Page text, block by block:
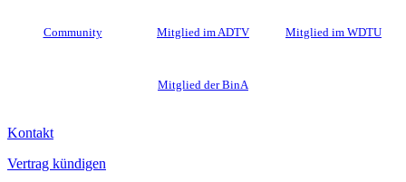
Community Mitglied im ADTV Mitglied im WDTU
Mitglied der BinA
Kontakt
Vertrag kündigen